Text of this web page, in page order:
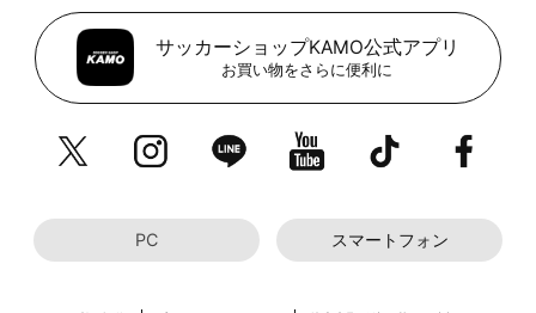
サッカーショップKAMO公式アプリ
お買い物をさらに便利に
PC スマートフォン